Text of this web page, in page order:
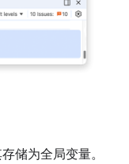
储为全局变量。